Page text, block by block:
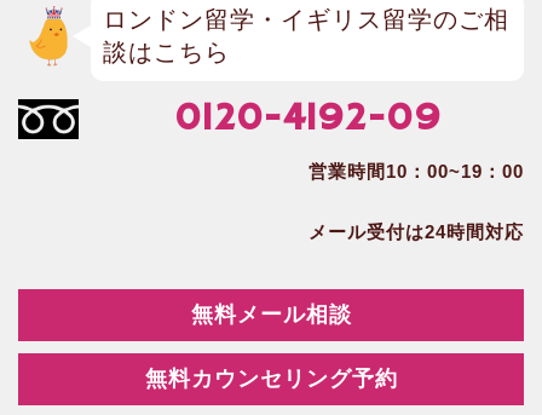
ロンドン留学・イギリス留学のご相
談はこちら
0120-4192-09
営業時間10：00~19：00
メール受付は24時間対応
無料メール相談
無料カウンセリング予約